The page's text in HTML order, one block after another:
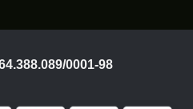
0001-98